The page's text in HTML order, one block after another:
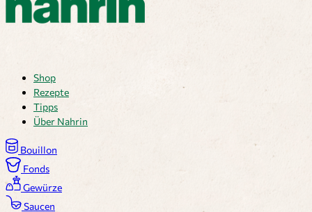
Shop
Rezepte
Tipps
Über Nahrin
Bouillon
Fonds
Gewürze
Saucen